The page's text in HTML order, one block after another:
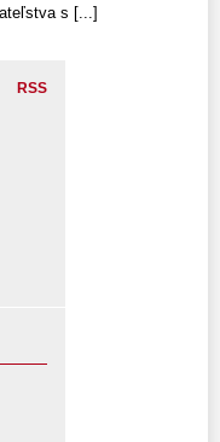
s [...]
RSS